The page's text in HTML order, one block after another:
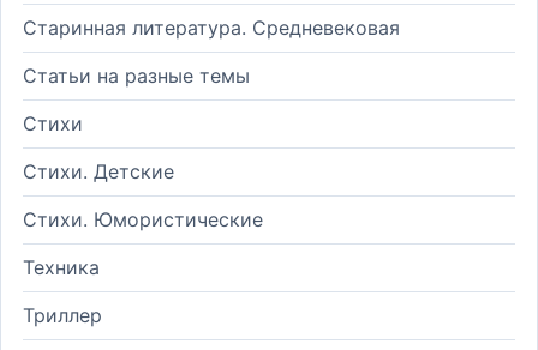
Старинная литература. Средневековая
Статьи на разные темы
Стихи
Стихи. Детские
Стихи. Юмористические
Техника
Триллер